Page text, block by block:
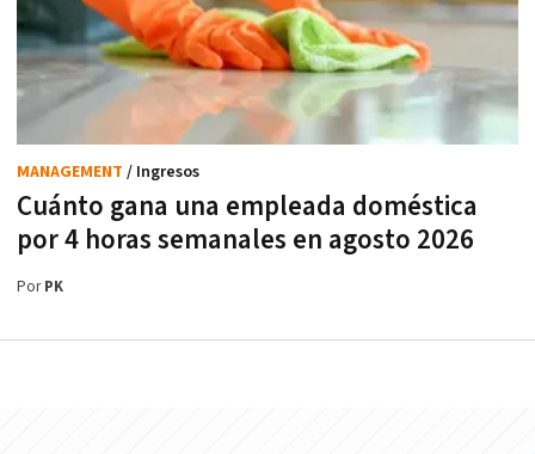
Cuánto gana una empleada doméstica
por 4 horas semanales en agosto 2026
MANAGEMENT / Ingresos
PorPK